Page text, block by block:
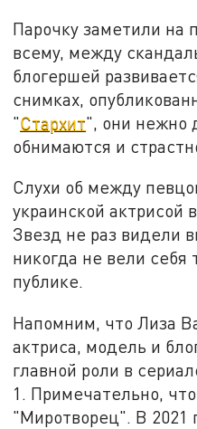
Парочку заметили на
всему, между
блогершей
снимках,
"Стархит", они нежно
обнимаются и
Слухи об между
украинской актрисой
Звезд не раз видели
никогда не вели себя
публике.
Напомним, что Лиза
актриса, модель и
главной роли в
1. Примечательно,
"Миротворец". В 2021